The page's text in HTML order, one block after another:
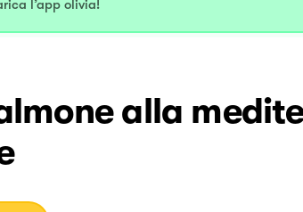
l’app olivia!
alla